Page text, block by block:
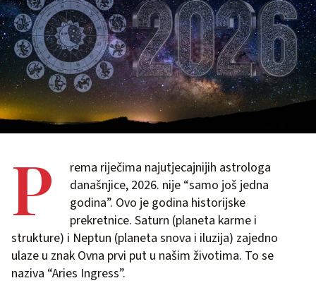
P
rema riječima najutjecajnijih astrologa
današnjice, 2026. nije “samo još jedna
godina”. Ovo je godina historijske
prekretnice. Saturn (planeta karme i
strukture) i Neptun (planeta snova i iluzija) zajedno
ulaze u znak Ovna prvi put u našim životima. To se
naziva “Aries Ingress”.